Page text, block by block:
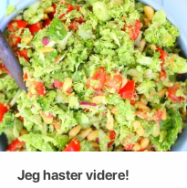
Jeg haster videre!